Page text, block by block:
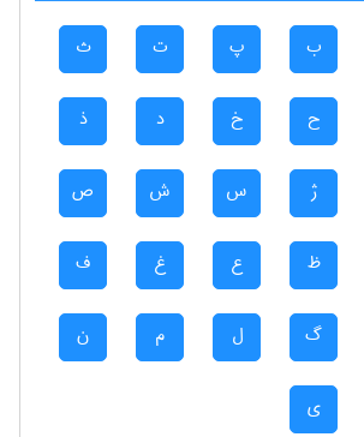
ب پ ت ث
ح خ د ذ
ژ س ش ص
ظ ع غ ف
گ ل م ن
ی